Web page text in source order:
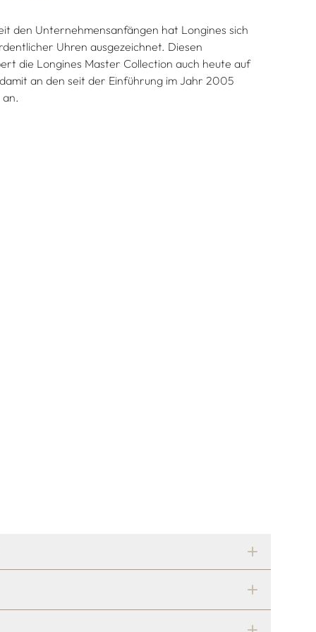
den Unternehmensanfängen hat Longines sich
Uhren ausgezeichnet. Diesen
die Longines Master Collection auch heute auf
an den seit der Einführung im Jahr 2005